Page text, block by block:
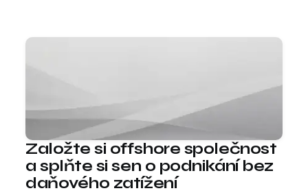
Založte si offshore společnost
a splňte si sen o podnikání bez
daňového zatížení